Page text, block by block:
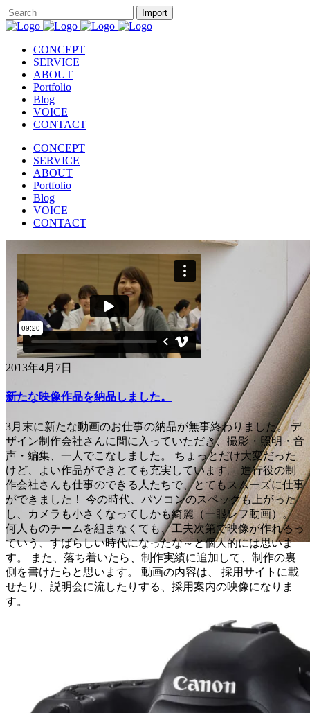
CONCEPT
SERVICE
ABOUT
Portfolio
Blog
VOICE
CONTACT
CONCEPT
SERVICE
ABOUT
Portfolio
Blog
VOICE
CONTACT
2013年4月7日
新たな映像作品を納品しました。
3月末に新たな動画のお仕事の納品が無事終わりました。 デ
ザイン制作会社さんに間に入っていただき、撮影・照明・音
声・編集、一人でこなしました。 ちょっとだけ大変だった
けど、よい作品ができとても充実しています。 進行役の制
作会社さんも仕事のできる人たちで、とてもスムーズに仕事
ができました！ 今の時代、パソコンのスペックも上がった
し、カメラも小さくなってしかも綺麗（一眼レフ動画）。
何人ものチームを組まなくても、工夫次第で映像が作れるっ
ていう、すばらしい時代になったな～と個人的には思いま
す。 また、落ち着いたら、制作実績に追加して、制作の裏
側を書けたらと思います。 動画の内容は、 採用サイトに載
せたり、説明会に流したりする、採用案内の映像になりま
す。